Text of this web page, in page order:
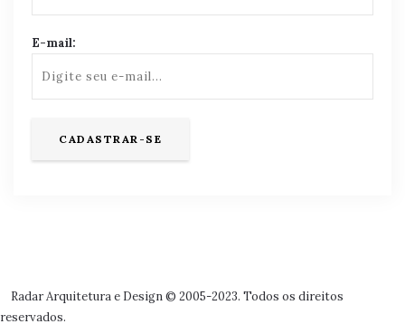
E-mail:
Radar Arquitetura e Design © 2005-2023. Todos os direitos
reservados.